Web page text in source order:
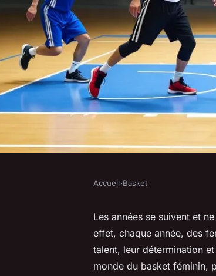
de basket
de l'année
Accueil›Basket
Les années se suivent et
effet, chaque année, des
talent, leur détermination
monde du basket féminin,